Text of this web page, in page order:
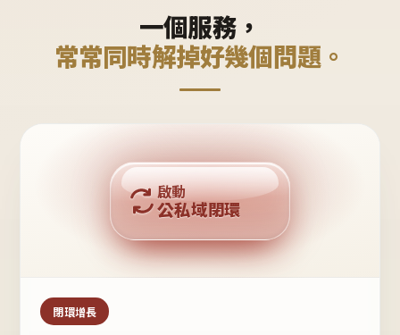
一個服務，
常常同時解掉好幾個問題。
公域流量
私域鐵粉
回購複利
啟動
公私域閉環
閉環增長